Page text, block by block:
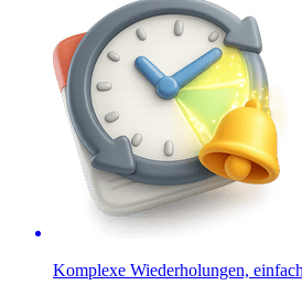
Komplexe Wiederholungen,